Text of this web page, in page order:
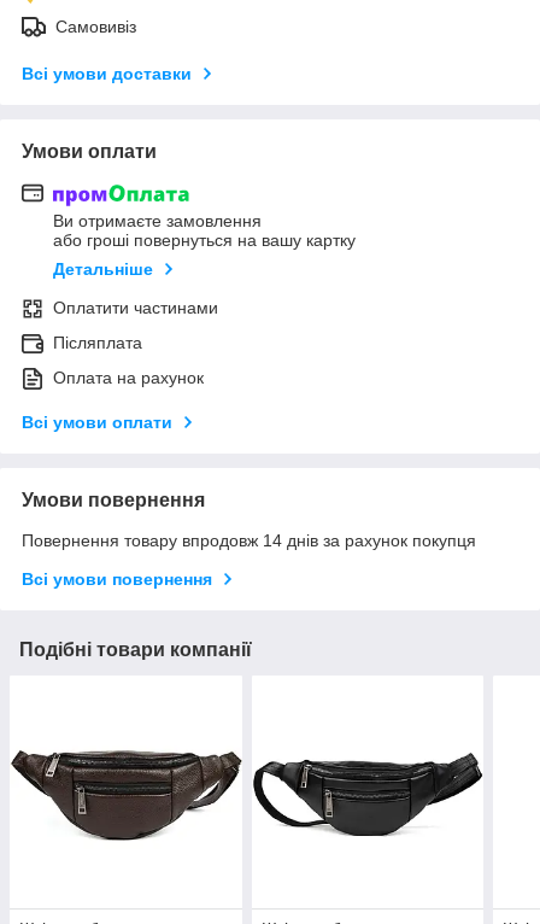
Самовивіз
Всі умови доставки
Умови оплати
Ви отримаєте замовлення
або гроші повернуться на вашу картку
Детальніше
Оплатити частинами
Післяплата
Оплата на рахунок
Всі умови оплати
Умови повернення
Повернення товару впродовж 14 днів за рахунок покупця
Всі умови повернення
Подібні товари компанії